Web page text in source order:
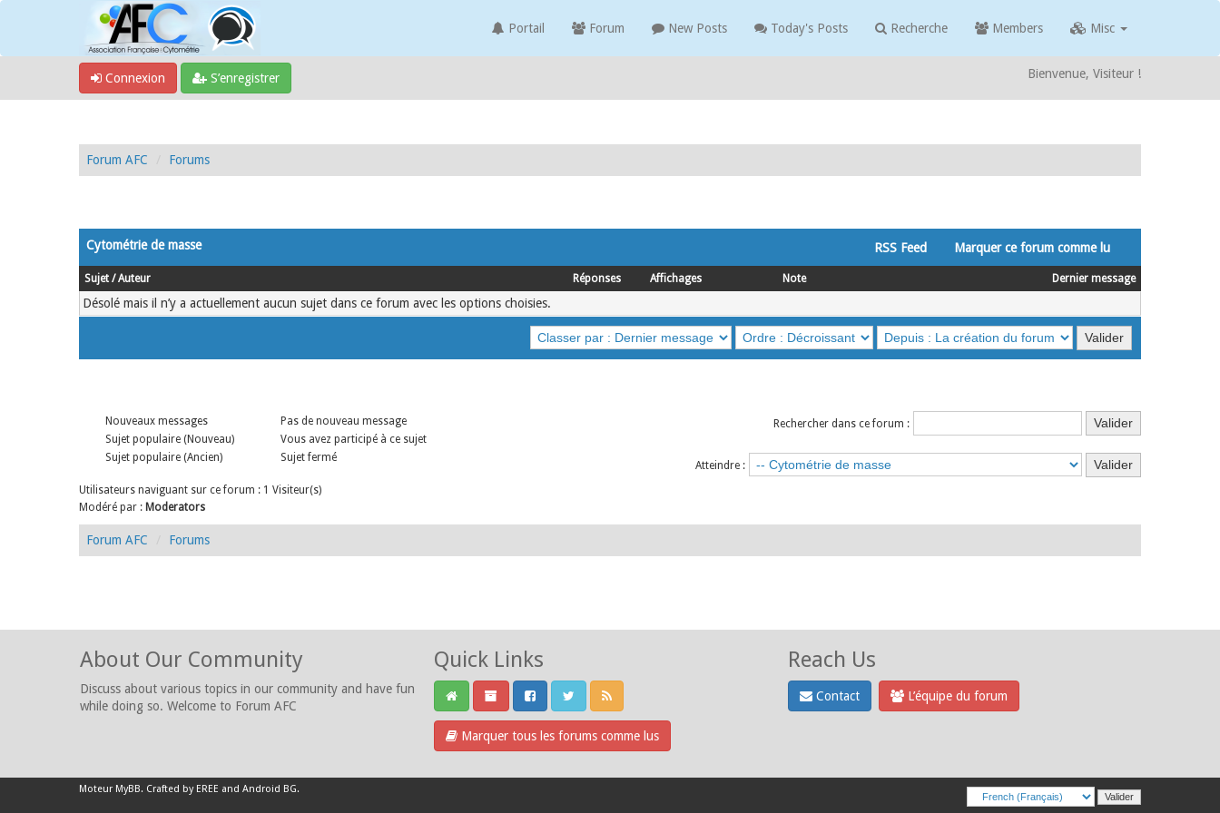
Portail Forum New Posts Today's Posts Recherche Members Misc
Connexion S’enregistrer Bienvenue, Visiteur !
Forum AFC Forums
Cytométrie de masse RSS Feed Marquer ce forum comme lu
Sujet /Auteur Réponses Affichages Note Dernier message
Désolé mais il n’y a actuellement aucun sujet dans ce forum avec les options choisies.
Nouveaux messages
Sujet populaire (Nouveau)
Sujet populaire (Ancien)
Pas de nouveau message
Vous avez participé à ce sujet
Sujet fermé
Rechercher dans ce forum :
Atteindre :
Utilisateurs naviguant sur ce forum : 1 Visiteur(s)
Modéré par : Moderators
Forum AFC Forums
About Our Community
Discuss about various topics in our community and have fun
while doing so. Welcome to Forum AFC
Quick Links
Marquer tous les forums comme lus
Reach Us
Contact L’équipe du forum
Moteur MyBB. Crafted by EREE and Android BG.